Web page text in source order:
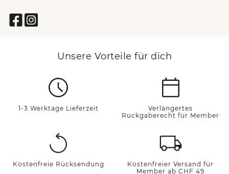
Unsere Vorteile für dich
1-3 Werktage Lieferzeit
Verlängertes
Rückgaberecht für Member
Kostenfreie Rücksendung
Kostenfreier Versand für
Member ab CHF 49